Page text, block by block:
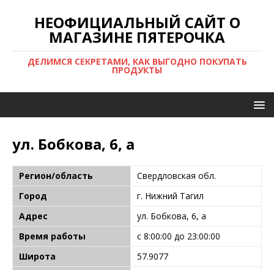
НЕОФИЦИАЛЬНЫЙ САЙТ О
МАГАЗИНЕ ПЯТЕРОЧКА
ДЕЛИМСЯ СЕКРЕТАМИ, КАК ВЫГОДНО ПОКУПАТЬ
ПРОДУКТЫ
ул. Бобкова, 6, а
Регион/область
Свердловская обл.
Город
г. Нижний Тагил
Адрес
ул. Бобкова, 6, а
Время работы
с 8:00:00 до 23:00:00
Широта
57.9077